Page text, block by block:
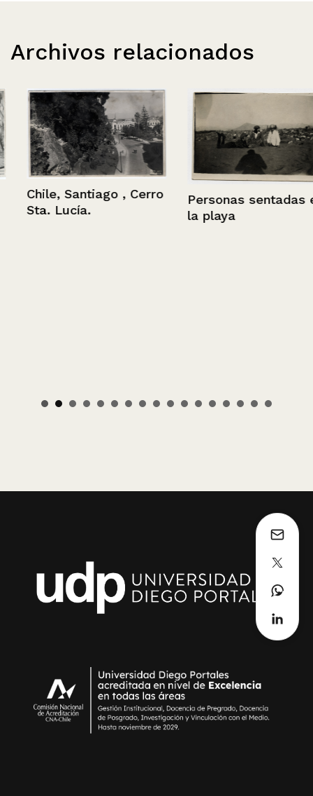
Archivos relacionados
Chile, Santiago , Cerro
Sta. Lucía.
Personas sentadas en
la playa